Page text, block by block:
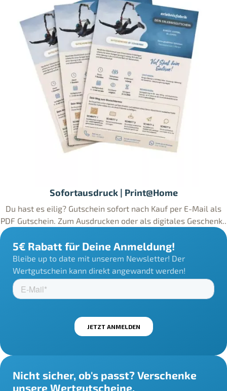
Sofortausdruck | Print@Home
Du hast es eilig? Gutschein sofort nach Kauf per E-Mail als
PDF Gutschein. Zum Ausdrucken oder als digitales Geschenk..
5€ Rabatt für Deine Anmeldung!
Bleibe up to date mit unserem Newsletter! Der
Wertgutschein kann direkt angewandt werden!
Nicht sicher, ob's passt? Verschenke
unsere Wertgutscheine.